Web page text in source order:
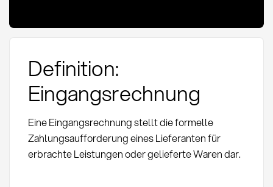
Definition:
Eingangsrechnung
Eine Eingangsrechnung stellt die formelle
Zahlungsaufforderung eines Lieferanten für
erbrachte Leistungen oder gelieferte Waren dar.